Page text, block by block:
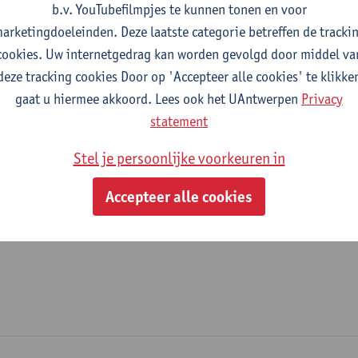
Faculteit Rechten - algemeen
Statuut & functies
Assisterend academisch pers.
b.v. YouTubefilmpjes te kunnen tonen en voor
Deze laatste categorie betreffen de
Uw internetgedrag kan worden gevolgd door middel
tracking cookies Door op 'Accepteer alle cookies' te
gaat u hiermee akkoord. Lees ook het UAntwerpen Privacy
statement
Stel je persoonlijke voorkeuren in
Accepteer alle cookies